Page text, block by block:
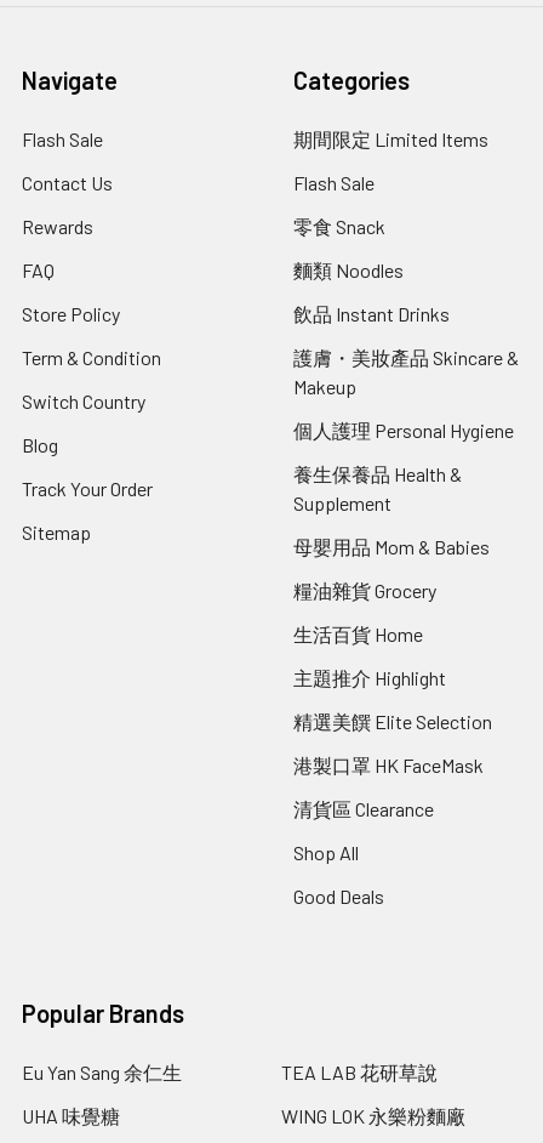
Navigate
Flash Sale
Contact Us
Rewards
FAQ
Store Policy
Term & Condition
Switch Country
Blog
Track Your Order
Sitemap
Categories
期間限定 Limited Items
Flash Sale
零食 Snack
麵類 Noodles
飲品 Instant Drinks
護膚・美妝產品 Skincare &
Makeup
個人護理 Personal Hygiene
養生保養品 Health &
Supplement
母嬰用品 Mom & Babies
糧油雜貨 Grocery
生活百貨 Home
主題推介 Highlight
精選美饌 Elite Selection
港製口罩 HK FaceMask
清貨區 Clearance
Shop All
Good Deals
Popular Brands
Eu Yan Sang 余仁生
UHA 味覺糖
TEA LAB 花研草說
WING LOK 永樂粉麵廠